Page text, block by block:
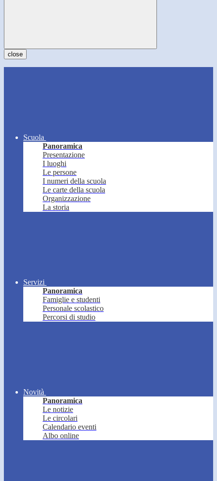
close
Scuola
Panoramica
Presentazione
I luoghi
Le persone
I numeri della scuola
Le carte della scuola
Organizzazione
La storia
Servizi
Panoramica
Famiglie e studenti
Personale scolastico
Percorsi di studio
Novità
Panoramica
Le notizie
Le circolari
Calendario eventi
Albo online